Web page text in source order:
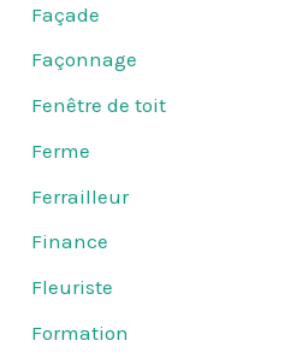
Façade
Façonnage
Fenêtre de toit
Ferme
Ferrailleur
Finance
Fleuriste
Formation